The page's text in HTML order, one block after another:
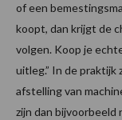
of een
koopt, dan krijgt de
volgen. Koop je
uitleg.” In de
afstelling van
zijn dan